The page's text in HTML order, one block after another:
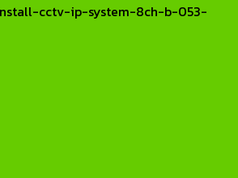
cctv-ip-system-8ch-b-053-